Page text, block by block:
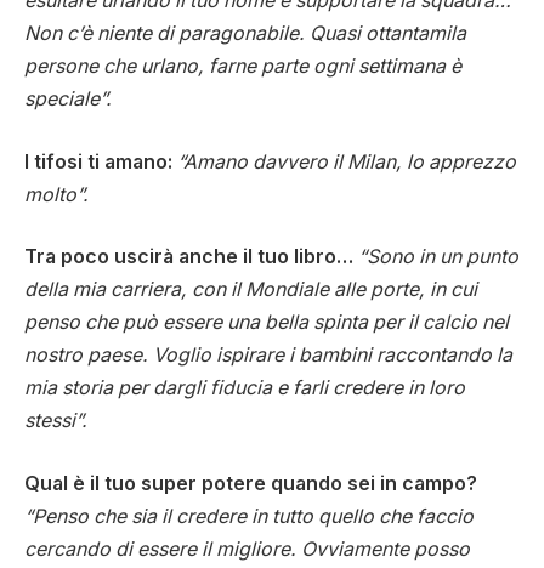
Non c’è niente di paragonabile. Quasi ottantamila
persone che urlano, farne parte ogni settimana è
speciale”.
I tifosi ti amano: “Amano davvero il Milan, lo apprezzo
molto”.
Tra poco uscirà anche il tuo libro… “Sono in un punto
della mia carriera, con il Mondiale alle porte, in cui
penso che può essere una bella spinta per il calcio nel
nostro paese. Voglio ispirare i bambini raccontando la
mia storia per dargli fiducia e farli credere in loro
stessi”.
Qual è il tuo super potere quando sei in campo?
“Penso che sia il credere in tutto quello che faccio
cercando di essere il migliore. Ovviamente posso